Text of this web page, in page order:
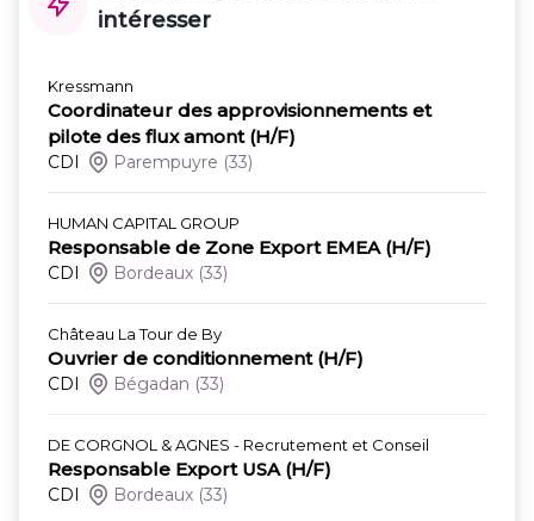
intéresser
Kressmann
Coordinateur des approvisionnements et
pilote des flux amont (H/F)
CDI Parempuyre (33)
HUMAN CAPITAL GROUP
Responsable de Zone Export EMEA (H/F)
CDI Bordeaux (33)
Château La Tour de By
Ouvrier de conditionnement (H/F)
CDI Bégadan (33)
DE CORGNOL & AGNES - Recrutement et Conseil
Responsable Export USA (H/F)
CDI Bordeaux (33)